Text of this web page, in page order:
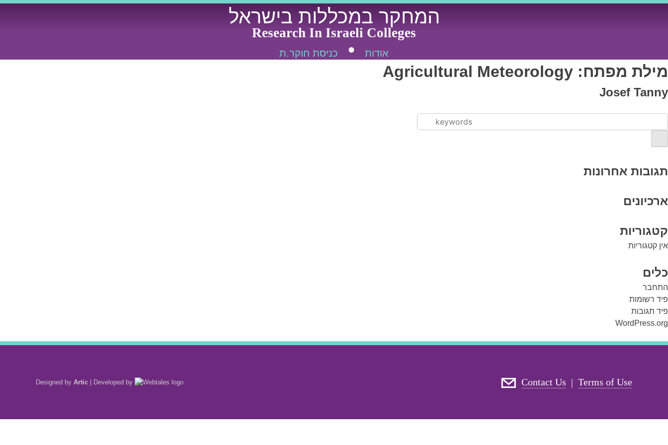
Skip
המחקר במכללות בישראל
Research In Israeli Colleges
אודות כניסת חוקר.ת
מילת מפתח: Agricultural Meteorology
Josef Tanny
תגובות אחרונות
ארכיונים
קטגוריות
אין קטגוריות
כלים
התחבר
פיד רשומות
פיד תגובות
WordPress.org
Terms of Use
|
Contact Us
Designed by Artic Developed by